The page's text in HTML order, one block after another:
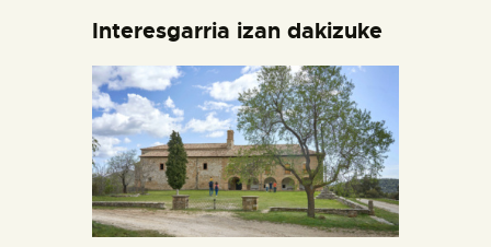
Interesgarria izan dakizuke